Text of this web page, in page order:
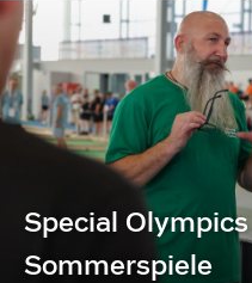
Special
Sommerspiele